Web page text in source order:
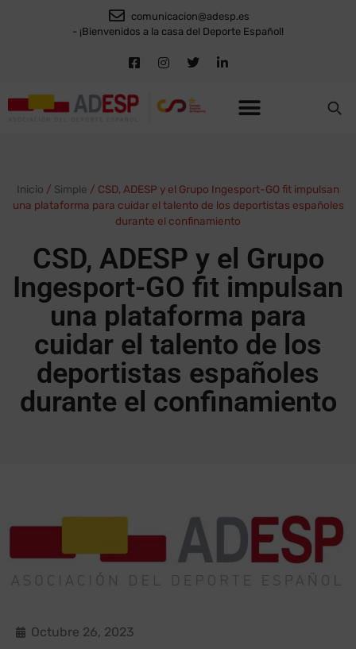
comunicacion@adesp.es
- ¡Bienvenidos a la casa del Deporte Español!
Inicio / Simple / CSD, ADESP y el Grupo Ingesport-GO fit impulsan
una plataforma para cuidar el talento de los deportistas españoles
durante el confinamiento
CSD, ADESP y el Grupo
Ingesport-GO fit impulsan
una plataforma para
cuidar el talento de los
deportistas españoles
durante el confinamiento
Octubre 26, 2023